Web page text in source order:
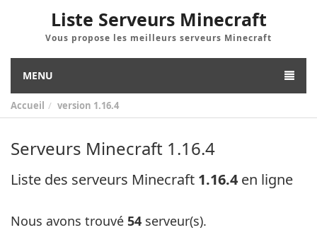
Liste Serveurs Minecraft
Vous propose les meilleurs serveurs Minecraft
MENU
Accueil version 1.16.4
Serveurs Minecraft 1.16.4
Liste des serveurs Minecraft 1.16.4 en ligne
Nous avons trouvé 54 serveur(s).